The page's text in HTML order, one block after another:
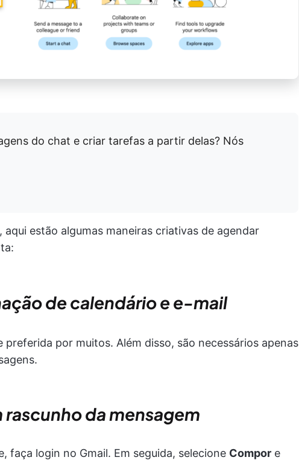
do chat e criar tarefas a partir delas? Nós
estão algumas maneiras criativas de agendar
de calendário e e-mail
preferida por muitos. Além disso, são necessários apenas
rascunho da mensagem
faça login no Gmail. Em seguida, selecione Compor e